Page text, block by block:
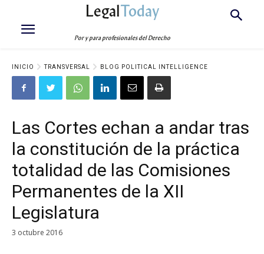
LegalToday
Por y para profesionales del Derecho
INICIO TRANSVERSAL BLOG POLITICAL INTELLIGENCE
Las Cortes echan a andar tras
la constitución de la práctica
totalidad de las Comisiones
Permanentes de la XII
Legislatura
3 octubre 2016